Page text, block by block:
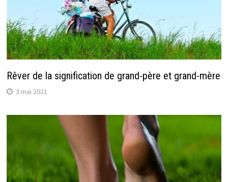
Rêver de la signification de grand-père et grand-mère
3 mai 2021